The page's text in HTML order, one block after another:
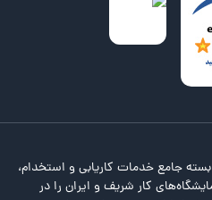
جامع خدمات کاریابی و استخدام،
کار شریف و ایران را در